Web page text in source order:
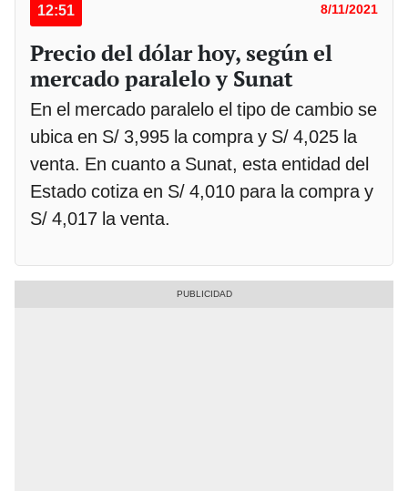
12:51 8/11/2021
Precio del dólar hoy, según el
mercado paralelo y Sunat
En el mercado paralelo el tipo de cambio se
ubica en S/ 3,995 la compra y S/ 4,025 la
venta. En cuanto a Sunat, esta entidad del
Estado cotiza en S/ 4,010 para la compra y
S/ 4,017 la venta.